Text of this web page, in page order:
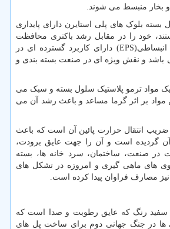
بخار منبسط می شوند.
بسته بلوک های پلی استایرن دارای پایداری
خود را در مقابل رشد باکتری محافظت
انبساطی(EPS) دارای کاربرد گسترده ای در
باشد و نقش ویژه ای در صنعت بسته بندی و
مواد ترمو پلاستیک سلول بسته و سبک می
مواد بر اثر گرما مساعد و باعث رشد آن می
ضریب انتقال حرارت پائین آن است که باعث
گردیده است و آن را جهت عایق برودت،
صنعت، ساختمان، سرد خانه ها، بسته
های ماهی گیری و امروزه در تشکل های
مصارف فراوان پیدا کرده است.
سفید رنگ كه عايق رطوبت و صدا است که
ها در جنگ جهانی دوم برای ساخت پل های